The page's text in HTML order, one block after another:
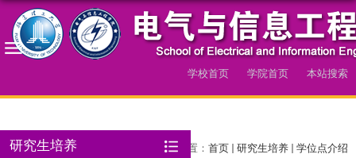
学校首页 学院首页 本站搜索
研究生培养 当前位置： 首页 研究生培养 学位点介绍
学位点介绍